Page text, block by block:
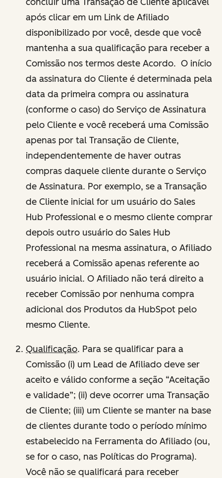
após clicar em um Link de Afiliado
disponibilizado por você, desde que você
mantenha a sua qualificação para receber a
Comissão nos termos deste Acordo. O início
da assinatura do Cliente é determinada pela
data da primeira compra ou assinatura
(conforme o caso) do Serviço de Assinatura
pelo Cliente e você receberá uma Comissão
apenas por tal Transação de Cliente,
independentemente de haver outras
compras daquele cliente durante o Serviço
de Assinatura. Por exemplo, se a Transação
de Cliente inicial for um usuário do Sales
Hub Professional e o mesmo cliente comprar
depois outro usuário do Sales Hub
Professional na mesma assinatura, o Afiliado
receberá a Comissão apenas referente ao
usuário inicial. O Afiliado não terá direito a
receber Comissão por nenhuma compra
adicional dos Produtos da HubSpot pelo
mesmo Cliente.
Qualificação. Para se qualificar para a
Comissão (i) um Lead de Afiliado deve ser
aceito e válido conforme a seção “Aceitação
e validade”; (ii) deve ocorrer uma Transação
de Cliente; (iii) um Cliente se manter na base
de clientes durante todo o período mínimo
estabelecido na Ferramenta do Afiliado (ou,
se for o caso, nas Políticas do Programa).
Você não se qualificará para receber